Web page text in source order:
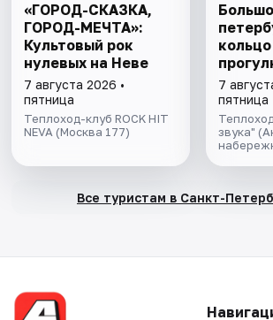
«ГОРОД-СКАЗКА,
ГОРОД-МЕЧТА»:
Культовый рок
нулевых на Неве
7 августа 2026 •
пятница
Теплоход-клуб ROCK HIT
NEVA (Москва 177)
на
салоне
7
пятница
звука"
Все туристам в Санкт-